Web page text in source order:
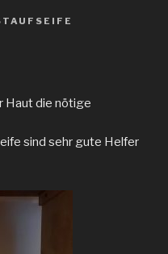
Haut die nötige
sind sehr gute Helfer